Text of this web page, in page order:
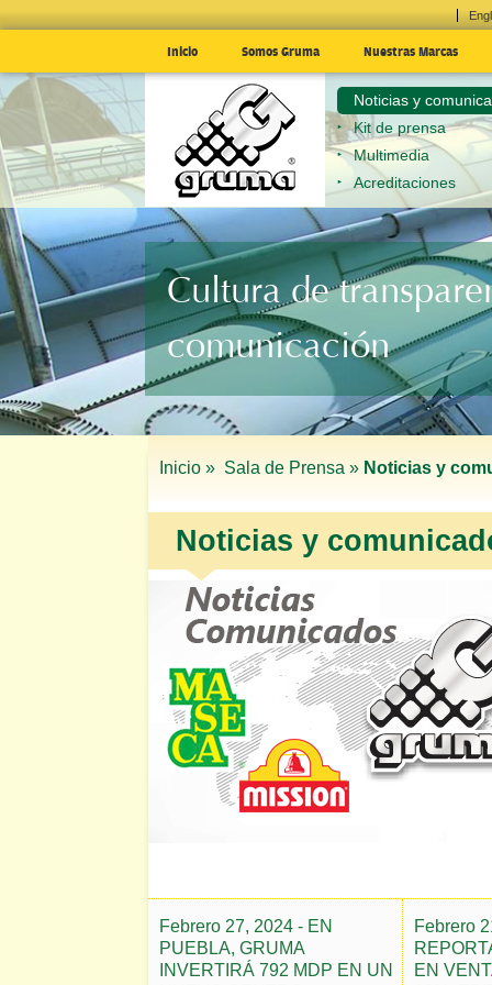
Inicio Somos Gruma Nuestras Marcas
Noticias y
Kit de prensa
Multimedia
Acreditaciones
Cultura de
comunicación
Inicio » Sala de Prensa » Noticias y
Noticias y
Febrero 27, 2024 - EN
PUEBLA, GRUMA
INVERTIRÁ 792 MDP EN UN
Febrero
EN